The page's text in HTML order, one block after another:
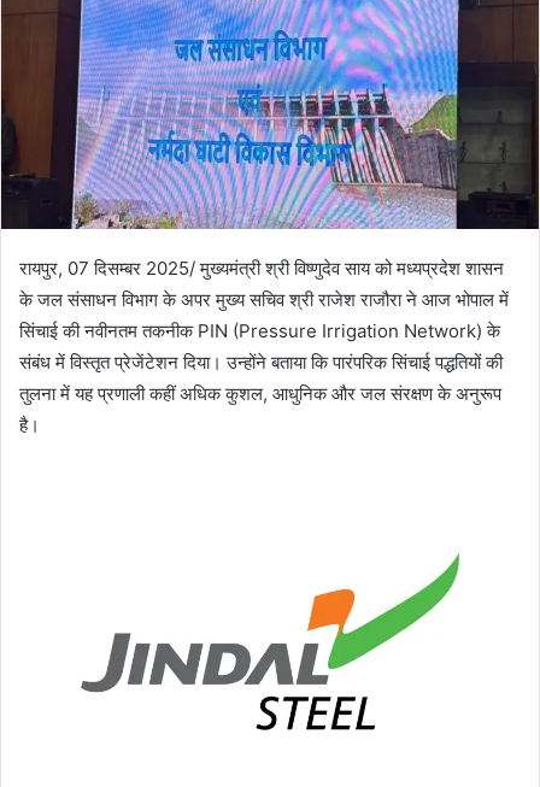
रायपुर, 07 दिसम्बर 2025/ मुख्यमंत्री श्री विष्णुदेव साय को मध्यप्रदेश शासन
के जल संसाधन विभाग के अपर मुख्य सचिव श्री राजेश राजौरा ने आज भोपाल में
सिंचाई की नवीनतम तकनीक PIN (Pressure Irrigation Network) के
संबंध में विस्तृत प्रेजेंटेशन दिया। उन्होंने बताया कि पारंपरिक सिंचाई पद्धतियों की
तुलना में यह प्रणाली कहीं अधिक कुशल, आधुनिक और जल संरक्षण के अनुरूप
है।